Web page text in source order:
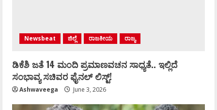
Newsbeat ಜಿಲ್ಲೆ ರಾಜಕೀಯ ರಾಜ್ಯ
ಡಿಕೆಶಿ ಜತೆ 14 ಮಂದಿ ಪ್ರಮಾಣವಚನ ಸಾಧ್ಯತೆ.. ಇಲ್ಲಿದೆ
ಸಂಭಾವ್ಯ ಸಚಿವರ ಫೈನಲ್ ಲಿಸ್ಟ್‌!
Ashwaveega June 3, 2026